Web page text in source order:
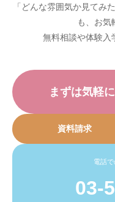
「どんな雰囲気か見てみ
も、お気
無料相談や体験入
まずは気軽
資料請求
電話
03-